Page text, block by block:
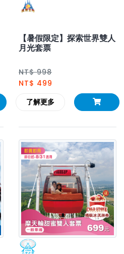
【暑假限定】探索世界雙人
月光套票
NT$ 998
NT$ 499
了解更多